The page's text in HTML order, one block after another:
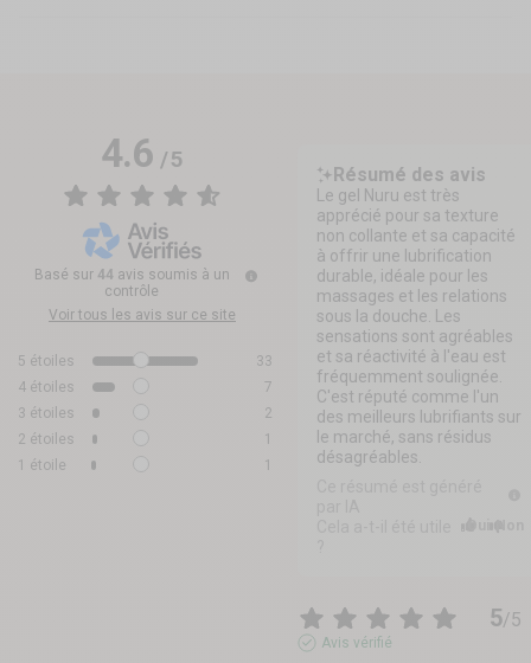
4.6/5
Basé sur 44 avis soumis à un
contrôle
Voir tous les avis sur ce site
5 étoiles
33
4 étoiles
7
3 étoiles
2
2 étoiles
1
1 étoile 1
Résumé des avis
Le gel Nuru est très
apprécié pour sa texture
non collante et sa capacité
à offrir une lubrification
durable, idéale pour les
massages et les relations
sous la douche. Les
sensations sont agréables
et sa réactivité à l'eau est
fréquemment soulignée.
C'est réputé comme l'un
des meilleurs lubrifiants sur
le marché, sans résidus
désagréables.
5/5
Avis vérifié